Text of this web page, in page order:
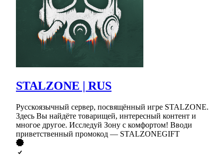
STALZONE | RUS
Русскоязычный сервер, посвящённый игре STALZONE.
Здесь Вы найдёте товарищей, интересный контент и
многое другое. Исследуй Зону с комфортом! Вводи
приветственный промокод — STALZONEGIFT